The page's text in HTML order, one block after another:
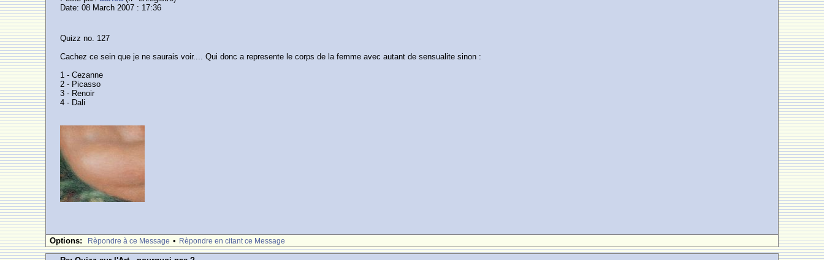
Date: 08 March 2007 : 17:36
Quizz no. 127
Cachez ce sein que je ne saurais voir.... Qui donc a represente le corps de la femme avec autant de sensualite sinon :
1 - Cezanne
2 - Picasso
3 - Renoir
4 - Dali
Options: Rèpondre à ce Message • Rèpondre en citant ce Message